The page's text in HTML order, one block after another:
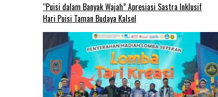
“Puisi dalam Banyak Wajah” Apresiasi Sastra Inklusif
Hari Puisi Taman Budaya Kalsel